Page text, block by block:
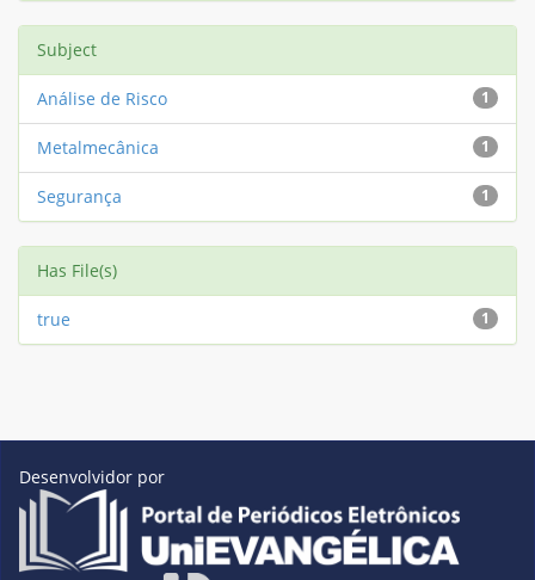
Subject
1
Análise de Risco
1
Metalmecânica
1
Segurança
Has File(s)
1
true
Desenvolvidor por